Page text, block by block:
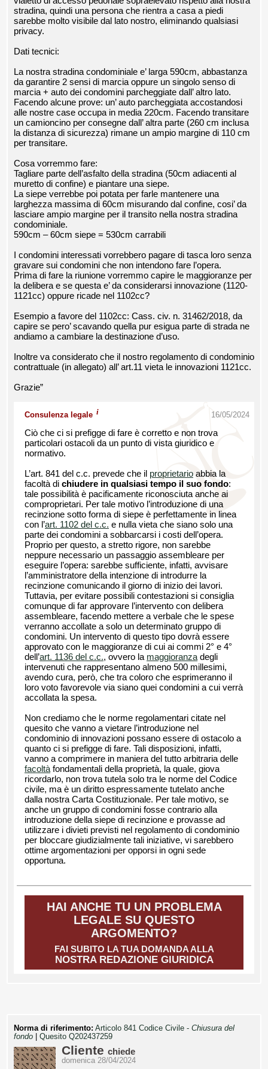
stradina, quindi una persona che rientra a casa a piedi
sarebbe molto visibile dal lato nostro, eliminando qualsiasi
privacy.
Dati tecnici:
La nostra stradina condominiale e’ larga 590cm, abbastanza
da garantire 2 sensi di marcia oppure un singolo senso di
marcia + auto dei condomini parcheggiate dall’ altro lato.
Facendo alcune prove: un’ auto parcheggiata accostandosi
alle nostre case occupa in media 220cm. Facendo transitare
un camioncino per consegne dall’ altra parte (260 cm inclusa
la distanza di sicurezza) rimane un ampio margine di 110 cm
per transitare.
Cosa vorremmo fare:
Tagliare parte dell’asfalto della stradina (50cm adiacenti al
muretto di confine) e piantare una siepe.
La siepe verrebbe poi potata per farle mantenere una
larghezza massima di 60cm misurando dal confine, cosi’ da
lasciare ampio margine per il transito nella nostra stradina
condominiale.
590cm – 60cm siepe = 530cm carrabili
I condomini interessati vorrebbero pagare di tasca loro senza
gravare sui condomini che non intendono fare l’opera.
Prima di fare la riunione vorremmo capire le maggioranze per
la delibera e se questa e’ da considerarsi innovazione (1120-
1121cc) oppure ricade nel 1102cc?
Esempio a favore del 1102cc: Cass. civ. n. 31462/2018, da
capire se pero’ scavando quella pur esigua parte di strada ne
andiamo a cambiare la destinazione d’uso.
Inoltre va considerato che il nostro regolamento di condominio
contrattuale (in allegato) all’ art.11 vieta le innovazioni 1121cc.
Grazie”
Consulenza legale i 16/05/2024
Ciò che ci si prefigge di fare è corretto e non trova
particolari ostacoli da un punto di vista giuridico e
normativo.
L’art. 841 del c.c. prevede che il proprietario abbia la
facoltà di chiudere in qualsiasi tempo il suo fondo:
tale possibilità è pacificamente riconosciuta anche ai
comproprietari. Per tale motivo l’introduzione di una
recinzione sotto forma di siepe è perfettamente in linea
con l’art. 1102 del c.c. e nulla vieta che siano solo una
parte dei condomini a sobbarcarsi i costi dell’opera.
Proprio per questo, a stretto rigore, non sarebbe
neppure necessario un passaggio assembleare per
eseguire l’opera: sarebbe sufficiente, infatti, avvisare
l’amministratore della intenzione di introdurre la
recinzione comunicando il giorno di inizio dei lavori.
Tuttavia, per evitare possibili contestazioni si consiglia
comunque di far approvare l’intervento con delibera
assembleare, facendo mettere a verbale che le spese
verranno accollate a solo un determinato gruppo di
condomini. Un intervento di questo tipo dovrà essere
approvato con le maggioranze di cui ai commi 2° e 4°
dell’art. 1136 del c.c., ovvero la maggioranza degli
intervenuti che rappresentano almeno 500 millesimi,
avendo cura, però, che tra coloro che esprimeranno il
loro voto favorevole via siano quei condomini a cui verrà
accollata la spesa.
Non crediamo che le norme regolamentari citate nel
quesito che vanno a vietare l’introduzione nel
condominio di innovazioni possano essere di ostacolo a
quanto ci si prefigge di fare. Tali disposizioni, infatti,
vanno a comprimere in maniera del tutto arbitraria delle
facoltà fondamentali della proprietà, la quale, giova
ricordarlo, non trova tutela solo tra le norme del Codice
civile, ma è un diritto espressamente tutelato anche
dalla nostra Carta Costituzionale. Per tale motivo, se
anche un gruppo di condomini fosse contrario alla
introduzione della siepe di recinzione e provasse ad
utilizzare i divieti previsti nel regolamento di condominio
per bloccare giudizialmente tali iniziative, vi sarebbero
ottime argomentazioni per opporsi in ogni sede
opportuna.
HAI ANCHE TU UN PROBLEMA
LEGALE SU QUESTO
ARGOMENTO?
FAI SUBITO LA TUA DOMANDA ALLA
NOSTRA REDAZIONE GIURIDICA
Norma di riferimento: Articolo 841 Codice Civile - Chiusura del
fondo
Quesito Q202437259
Cliente chiede
domenica 28/04/2024